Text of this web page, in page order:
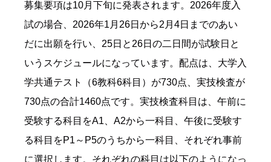
募集要項は10月下旬に発表されます。2026年度入
試の場合、2026年1月26日から2月4日までのあい
だに出願を行い、25日と26日の二日間が試験日と
いうスケジュールになっています。配点は、大学入
学共通テスト（6教科6科目）が730点、実技検査が
730点の合計1460点です。実技検査科目は、午前に
受験する科目をA1、A2から一科目、午後に受験す
る科目をP1～P5のうちから一科目、それぞれ事前
に選択します。それぞれの科目は以下のようになっ